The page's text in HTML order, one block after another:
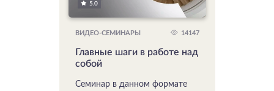
5.0
ВИДЕО-СЕМИНАРЫ 14147
Главные шаги в работе над
собой
Семинар в данном формате